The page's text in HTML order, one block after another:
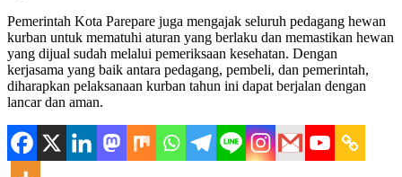
Pemerintah Kota Parepare juga mengajak seluruh pedagang hewan
kurban untuk mematuhi aturan yang berlaku dan memastikan hewan
yang dijual sudah melalui pemeriksaan kesehatan. Dengan
kerjasama yang baik antara pedagang, pembeli, dan pemerintah,
diharapkan pelaksanaan kurban tahun ini dapat berjalan dengan
lancar dan aman.